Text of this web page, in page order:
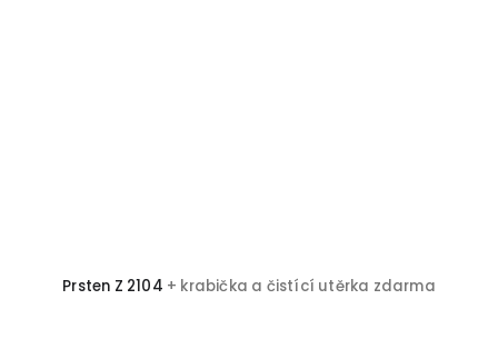
Prsten Z 2104 + krabička a čistící utěrka zdarma